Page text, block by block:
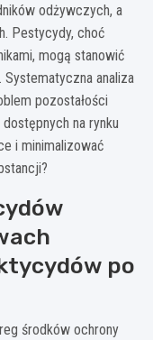
odżywczych, a
Pestycydy, choć
mogą stanowić
analiza
pozostałości
na rynku
i minimalizować
po
środków ochrony